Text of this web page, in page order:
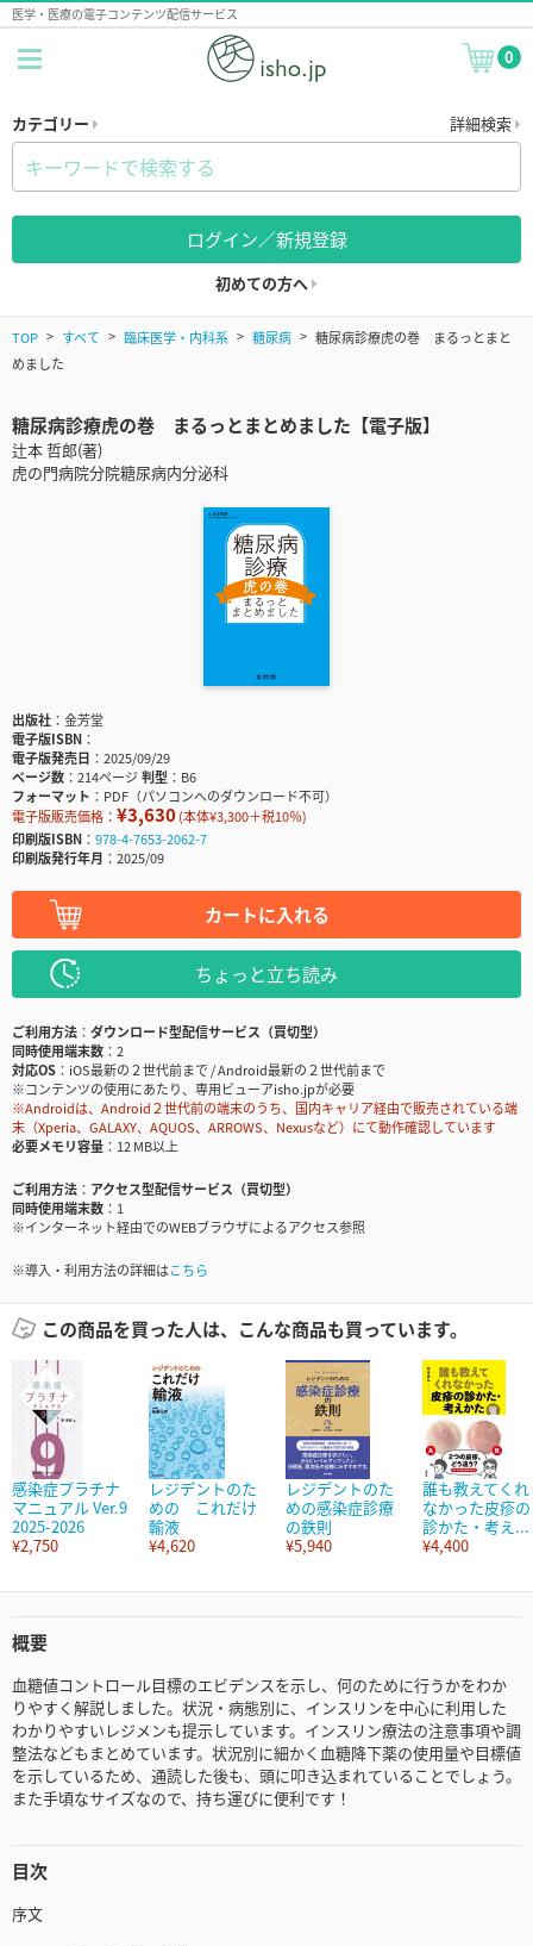
医学・医療の電子コンテンツ配信サービス
0
カテゴリー 詳細検索
ログイン／新規登録
初めての方へ
TOP すべて 臨床医学・内科系 糖尿病
糖尿病診療虎の巻 まるっとまと
めました
糖尿病診療虎の巻 まるっとまとめました【電子版】
辻本 哲郎(著)
虎の門病院分院糖尿病内分泌科
出版社
金芳堂
電子版ISBN
電子版発売日
2025/09/29
ページ数
214ページ判型
B6
フォーマット
PDF（パソコンへのダウンロード不可）
電子版販売価格： ¥3,630(本体¥3,300＋税10％)
印刷版ISBN
978-4-7653-2062-7
印刷版発行年月
2025/09
カートに入れる
ちょっと立ち読み
ご利用方法
ダウンロード型配信サービス（買切型）
同時使用端末数
2
対応OS
iOS最新の２世代前まで / Android最新の２世代前まで
※コンテンツの使用にあたり、専用ビューアisho.jpが必要
※Androidは、Android２世代前の端末のうち、国内キャリア経由で販売されている端
末（Xperia、GALAXY、AQUOS、ARROWS、Nexusなど）にて動作確認しています
必要メモリ容量
12 MB以上
ご利用方法
アクセス型配信サービス（買切型）
同時使用端末数
1
※インターネット経由でのWEBブラウザによるアクセス参照
※導入・利用方法の詳細はこちら
この商品を買った人は、こんな商品も買っています。
感染症プラチナ
マニュアル Ver.9
2025-2026
¥2,750
レジデントのた
めの これだけ
輸液
¥4,620
レジデントのた
めの感染症診療
の鉄則
¥5,940
誰も教えてくれ
なかった皮疹の
診かた・考え...
¥4,400
概要
血糖値コントロール目標のエビデンスを示し、何のために行うかをわか
りやすく解説しました。状況・病態別に、インスリンを中心に利用した
わかりやすいレジメンも提示しています。インスリン療法の注意事項や調
整法などもまとめています。状況別に細かく血糖降下薬の使用量や目標値
を示しているため、通読した後も、頭に叩き込まれていることでしょう。
また手頃なサイズなので、持ち運びに便利です！
目次
序文